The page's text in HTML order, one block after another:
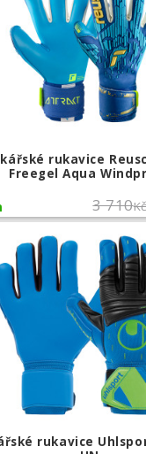
rukavice
Freegel Aqua
3 710Kč
rukavice